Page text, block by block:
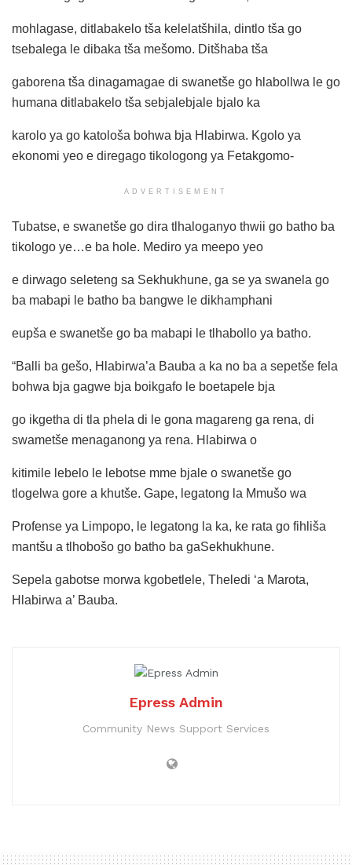
mohlagase, ditlabakelo tša kelelatšhila, dintlo tša go
tsebalega le dibaka tša mešomo. Ditšhaba tša
gaborena tša dinagamagae di swanetše go hlabollwa le go
humana ditlabakelo tša sebjalebjale bjalo ka
karolo ya go katološa bohwa bja Hlabirwa. Kgolo ya
ekonomi yeo e diregago tikologong ya Fetakgomo-
ADVERTISEMENT
Tubatse, e swanetše go dira tlhaloganyo thwii go batho ba
tikologo ye…e ba hole. Mediro ya meepo yeo
e dirwago seleteng sa Sekhukhune, ga se ya swanela go
ba mabapi le batho ba bangwe le dikhamphani
eupša e swanetše go ba mabapi le tlhabollo ya batho.
“Balli ba gešo, Hlabirwa’a Bauba a ka no ba a sepetše fela
bohwa bja gagwe bja boikgafo le boetapele bja
go ikgetha di tla phela di le gona magareng ga rena, di
swametše menaganong ya rena. Hlabirwa o
kitimile lebelo le lebotse mme bjale o swanetše go
tlogelwa gore a khutše. Gape, legatong la Mmušo wa
Profense ya Limpopo, le legatong la ka, ke rata go fihliša
mantšu a tlhobošo go batho ba gaSekhukhune.
Sepela gabotse morwa kgobetlele, Theledi ‘a Marota,
Hlabirwa a’ Bauba.
Epress Admin
Community News Support Services